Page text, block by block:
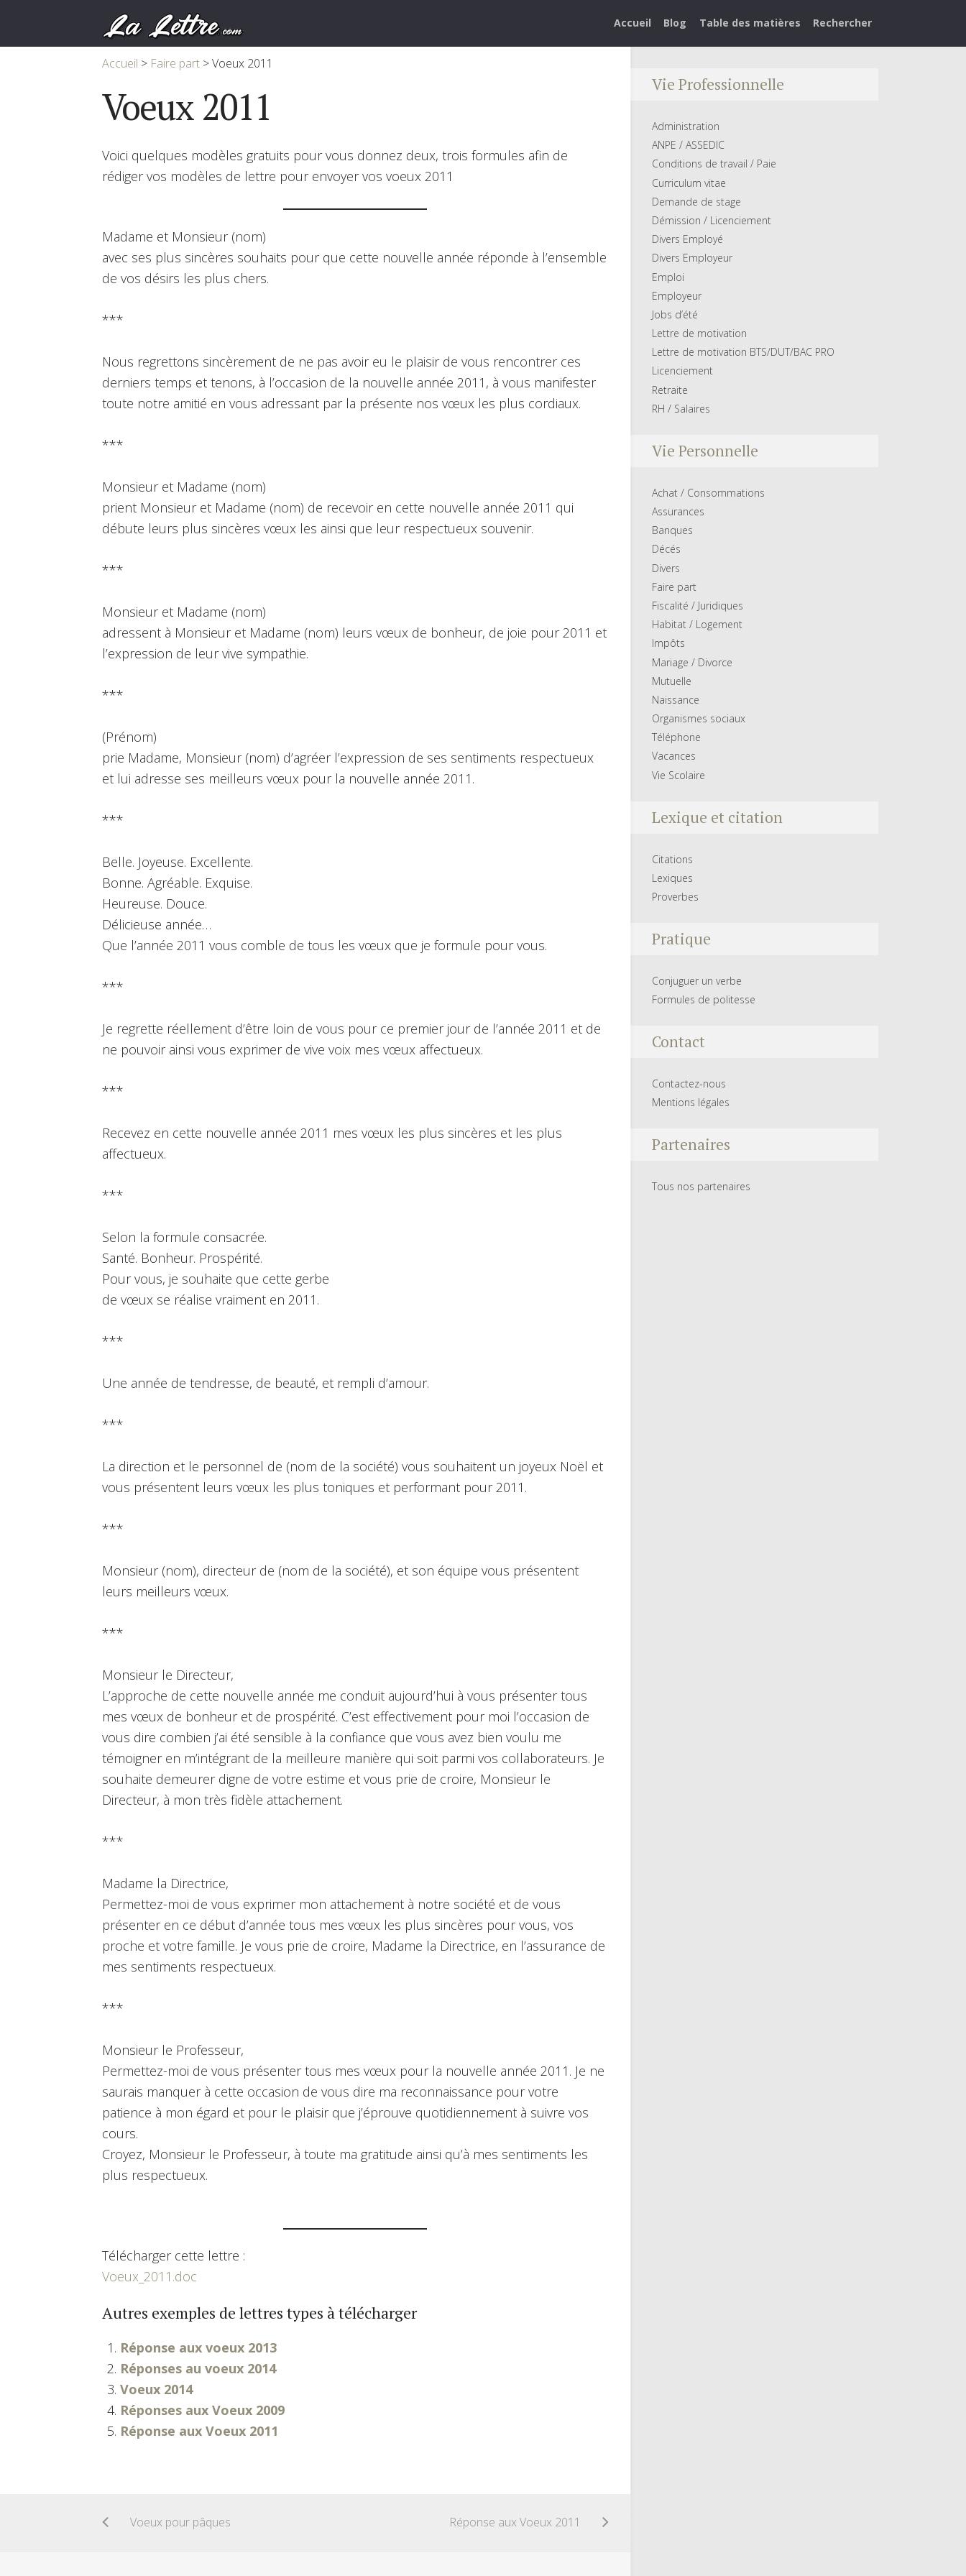
Accueil Blog Table des matières Rechercher
Accueil > Faire part >Voeux 2011
Voeux 2011
Voici quelques modèles gratuits pour vous donnez deux, trois formules afin de
rédiger vos modèles de lettre pour envoyer vos voeux 2011
Madame et Monsieur (nom)
avec ses plus sincères souhaits pour que cette nouvelle année réponde à l’ensemble
de vos désirs les plus chers.
***
Nous regrettons sincèrement de ne pas avoir eu le plaisir de vous rencontrer ces
derniers temps et tenons, à l’occasion de la nouvelle année 2011, à vous manifester
toute notre amitié en vous adressant par la présente nos vœux les plus cordiaux.
***
Monsieur et Madame (nom)
prient Monsieur et Madame (nom) de recevoir en cette nouvelle année 2011 qui
débute leurs plus sincères vœux les ainsi que leur respectueux souvenir.
***
Monsieur et Madame (nom)
adressent à Monsieur et Madame (nom) leurs vœux de bonheur, de joie pour 2011 et
l’expression de leur vive sympathie.
***
(Prénom)
prie Madame, Monsieur (nom) d’agréer l’expression de ses sentiments respectueux
et lui adresse ses meilleurs vœux pour la nouvelle année 2011.
***
Belle. Joyeuse. Excellente.
Bonne. Agréable. Exquise.
Heureuse. Douce.
Délicieuse année…
Que l’année 2011 vous comble de tous les vœux que je formule pour vous.
***
Je regrette réellement d’être loin de vous pour ce premier jour de l’année 2011 et de
ne pouvoir ainsi vous exprimer de vive voix mes vœux affectueux.
***
Recevez en cette nouvelle année 2011 mes vœux les plus sincères et les plus
affectueux.
***
Selon la formule consacrée.
Santé. Bonheur. Prospérité.
Pour vous, je souhaite que cette gerbe
de vœux se réalise vraiment en 2011.
***
Une année de tendresse, de beauté, et rempli d’amour.
***
La direction et le personnel de (nom de la société) vous souhaitent un joyeux Noël et
vous présentent leurs vœux les plus toniques et performant pour 2011.
***
Monsieur (nom), directeur de (nom de la société), et son équipe vous présentent
leurs meilleurs vœux.
***
Monsieur le Directeur,
L’approche de cette nouvelle année me conduit aujourd’hui à vous présenter tous
mes vœux de bonheur et de prospérité. C’est effectivement pour moi l’occasion de
vous dire combien j’ai été sensible à la confiance que vous avez bien voulu me
témoigner en m’intégrant de la meilleure manière qui soit parmi vos collaborateurs. Je
souhaite demeurer digne de votre estime et vous prie de croire, Monsieur le
Directeur, à mon très fidèle attachement.
***
Madame la Directrice,
Permettez-moi de vous exprimer mon attachement à notre société et de vous
présenter en ce début d’année tous mes vœux les plus sincères pour vous, vos
proche et votre famille. Je vous prie de croire, Madame la Directrice, en l’assurance de
mes sentiments respectueux.
***
Monsieur le Professeur,
Permettez-moi de vous présenter tous mes vœux pour la nouvelle année 2011. Je ne
saurais manquer à cette occasion de vous dire ma reconnaissance pour votre
patience à mon égard et pour le plaisir que j’éprouve quotidiennement à suivre vos
cours.
Croyez, Monsieur le Professeur, à toute ma gratitude ainsi qu’à mes sentiments les
plus respectueux.
Télécharger cette lettre :
Voeux_2011.doc
Autres exemples de lettres types à télécharger
Réponse aux voeux 2013
Réponses au voeux 2014
Voeux 2014
Réponses aux Voeux 2009
Réponse aux Voeux 2011
Voeux pour pâques Réponse aux Voeux 2011
Vie Professionnelle
Administration
ANPE / ASSEDIC
Conditions de travail / Paie
Curriculum vitae
Demande de stage
Démission / Licenciement
Divers Employé
Divers Employeur
Emploi
Employeur
Jobs d’été
Lettre de motivation
Lettre de motivation BTS/DUT/BAC PRO
Licenciement
Retraite
RH / Salaires
Vie Personnelle
Achat / Consommations
Assurances
Banques
Décés
Divers
Faire part
Fiscalité / Juridiques
Habitat / Logement
Impôts
Mariage / Divorce
Mutuelle
Naissance
Organismes sociaux
Téléphone
Vacances
Vie Scolaire
Lexique et citation
Citations
Lexiques
Proverbes
Pratique
Conjuguer un verbe
Formules de politesse
Contact
Contactez-nous
Mentions légales
Partenaires
Tous nos partenaires